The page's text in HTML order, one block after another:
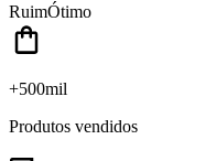
RuimÓtimo
+500mil
Produtos vendidos